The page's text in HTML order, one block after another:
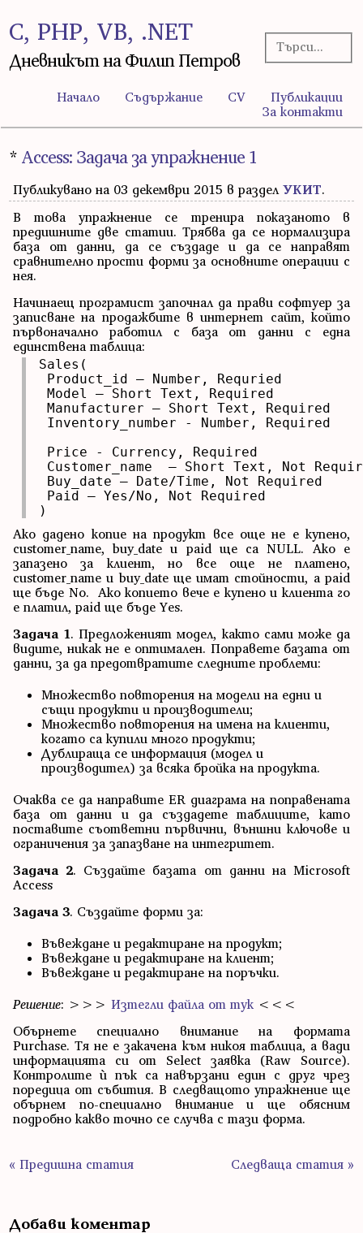
C, PHP, VB, .NET
Дневникът на Филип Петров
Начало Съдържание CV
Публикации
За контакти
* Access: Задача за упражнение 1
Публикувано на 03 декември 2015 в раздел УКИТ.
В това упражнение се тренира показаното в
предишните две статии. Трябва да се нормализира
база от данни, да се създаде и да се направят
сравнително прости форми за основните операции с
нея.
Начинаещ програмист започнал да прави софтуер за
записване на продажбите в интернет сайт, който
първоначално работил с база от данни с една
единствена таблица:
Sales(
Product_id – Number, Requried
Model – Short Text, Required
Manufacturer – Short Text, Required
Inventory_number - Number, Required
Price - Currency, Required
Customer_name  – Short Text, Not
Buy_date – Date/Time, Not Required
Paid – Yes/No, Not Required
)
Ако дадено копие на продукт все още не е купено,
customer_name, buy_date и paid ще са NULL. Ако е
запазено за клиент, но все още не платено,
customer_name и buy_date ще имат стойности, а paid
ще бъде No. Ако копието вече е купено и клиента го
е платил, paid ще бъде Yes.
Задача 1. Предложеният модел, както сами може да
видите, никак не е оптимален. Поправете базата от
данни, за да предотвратите следните проблеми:
Множество повторения на модели на едни и
същи продукти и производители;
Множество повторения на имена на клиенти,
когато са купили много продукти;
Дублираща се информация (модел и
производител) за всяка бройка на продукта.
Очаква се да направите ER диаграма на поправената
база от данни и да създадете таблиците, като
поставите съответни първични, външни ключове и
ограничения за запазване на интегритет.
Задача 2. Създайте базата от данни на Microsoft
Access
Задача 3. Създайте форми за:
Въвеждане и редактиране на продукт;
Въвеждане и редактиране на клиент;
Въвеждане и редактиране на поръчки.
Решение: >>> Изтегли файла от тук <<<
Обърнете специално внимание на формата
Purchase. Тя не е закачена към никоя таблица, а вади
информацията си от Select заявка (Raw Source).
Контролите ѝ пък са навързани един с друг чрез
поредица от събития. В следващото упражнение ще
обърнем по-специално внимание и ще обясним
подробно какво точно се случва с тази форма.
« Предишна статия Следваща статия »
Добави коментар